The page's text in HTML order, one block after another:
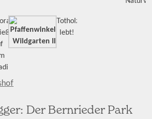
Totholz
lebt!
Der Bernrieder Park